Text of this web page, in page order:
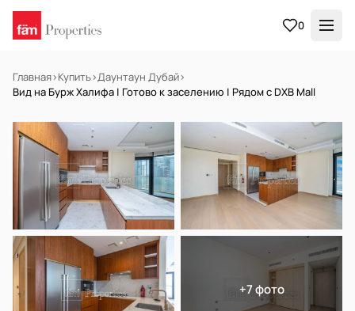
0
Главная›Купить›Даунтаун Дубай›
Вид на Бурж Халифа | Готово к заселению | Рядом с DXB Mall
В АРЕНДУ Готов к заселению
+7 фото